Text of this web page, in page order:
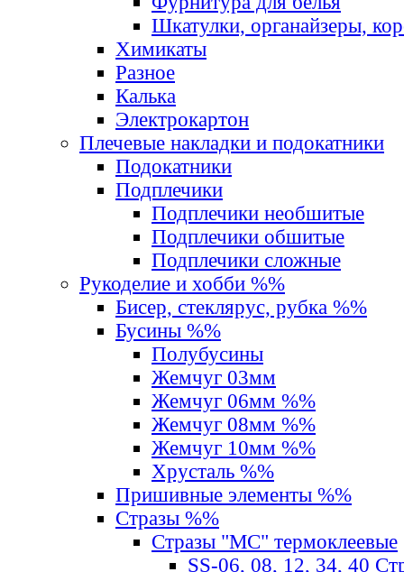
Шкатулки, органайзеры,
Химикаты
Разное
Калька
Электрокартон
Плечевые накладки и подокатники
Подокатники
Подплечики
Подплечики необшитые
Подплечики обшитые
Подплечики сложные
Рукоделие и хобби %%
Бисер, стеклярус, рубка %%
Бусины %%
Полубусины
Жемчуг 03мм
Жемчуг 06мм %%
Жемчуг 08мм %%
Жемчуг 10мм %%
Хрусталь %%
Пришивные элементы %%
Стразы %%
Стразы "MС" термоклеевые
SS-06, 08, 12, 34, 40